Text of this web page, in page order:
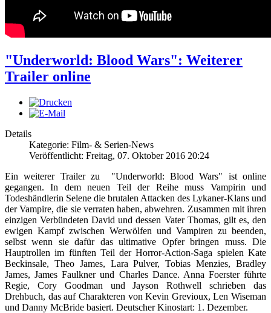
"Underworld: Blood Wars": Weiterer
Trailer online
Details
Kategorie: Film- & Serien-News
Veröffentlicht: Freitag, 07. Oktober 2016 20:24
Ein weiterer Trailer zu "Underworld: Blood Wars" ist online
gegangen. In dem neuen Teil der Reihe muss Vampirin und
Todeshändlerin Selene die brutalen Attacken des Lykaner-Klans und
der Vampire, die sie verraten haben, abwehren. Zusammen mit ihren
einzigen Verbündeten David und dessen Vater Thomas, gilt es, den
ewigen Kampf zwischen Werwölfen und Vampiren zu beenden,
selbst wenn sie dafür das ultimative Opfer bringen muss. Die
Hauptrollen im fünften Teil der Horror-Action-Saga spielen Kate
Beckinsale, Theo James, Lara Pulver, Tobias Menzies, Bradley
James, James Faulkner und Charles Dance. Anna Foerster führte
Regie, Cory Goodman und Jayson Rothwell schrieben das
Drehbuch, das auf Charakteren von Kevin Grevioux, Len Wiseman
und Danny McBride basiert. Deutscher Kinostart: 1. Dezember.